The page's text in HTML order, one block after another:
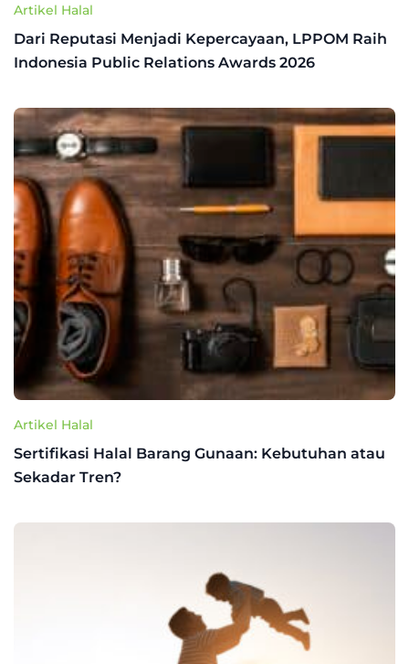
Artikel Halal
Dari Reputasi Menjadi Kepercayaan, LPPOM Raih
Indonesia Public Relations Awards 2026
Artikel Halal
Sertifikasi Halal Barang Gunaan: Kebutuhan atau
Sekadar Tren?